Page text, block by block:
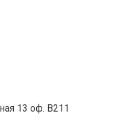
13 оф. В211